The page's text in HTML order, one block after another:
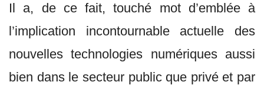
Il a, de ce fait, touché mot d’emblée à
l’implication incontournable actuelle des
nouvelles technologies numériques aussi
bien dans le secteur public que privé et par